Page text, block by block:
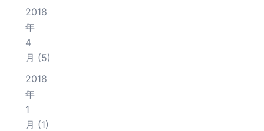
2018
年
4
月 (5)
2018
年
1
月 (1)